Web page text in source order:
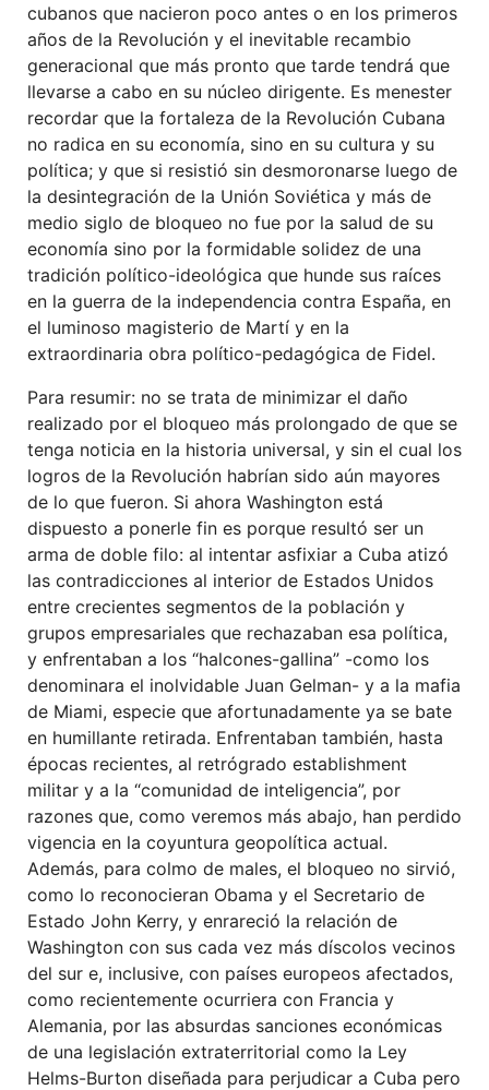
cubanos que nacieron poco antes o en los primeros
años de la Revolución y el inevitable recambio
generacional que más pronto que tarde tendrá que
llevarse a cabo en su núcleo dirigente. Es menester
recordar que la fortaleza de la Revolución Cubana
no radica en su economía, sino en su cultura y su
política; y que si resistió sin desmoronarse luego de
la desintegración de la Unión Soviética y más de
medio siglo de bloqueo no fue por la salud de su
economía sino por la formidable solidez de una
tradición político-ideológica que hunde sus raíces
en la guerra de la independencia contra España, en
el luminoso magisterio de Martí y en la
extraordinaria obra político-pedagógica de Fidel.
Para resumir: no se trata de minimizar el daño
realizado por el bloqueo más prolongado de que se
tenga noticia en la historia universal, y sin el cual los
logros de la Revolución habrían sido aún mayores
de lo que fueron. Si ahora Washington está
dispuesto a ponerle fin es porque resultó ser un
arma de doble filo: al intentar asfixiar a Cuba atizó
las contradicciones al interior de Estados Unidos
entre crecientes segmentos de la población y
grupos empresariales que rechazaban esa política,
y enfrentaban a los “halcones-gallina” -como los
denominara el inolvidable Juan Gelman- y a la mafia
de Miami, especie que afortunadamente ya se bate
en humillante retirada. Enfrentaban también, hasta
épocas recientes, al retrógrado establishment
militar y a la “comunidad de inteligencia”, por
razones que, como veremos más abajo, han perdido
vigencia en la coyuntura geopolítica actual.
Además, para colmo de males, el bloqueo no sirvió,
como lo reconocieran Obama y el Secretario de
Estado John Kerry, y enrareció la relación de
Washington con sus cada vez más díscolos vecinos
del sur e, inclusive, con países europeos afectados,
como recientemente ocurriera con Francia y
Alemania, por las absurdas sanciones económicas
de una legislación extraterritorial como la Ley
Helms-Burton diseñada para perjudicar a Cuba pero